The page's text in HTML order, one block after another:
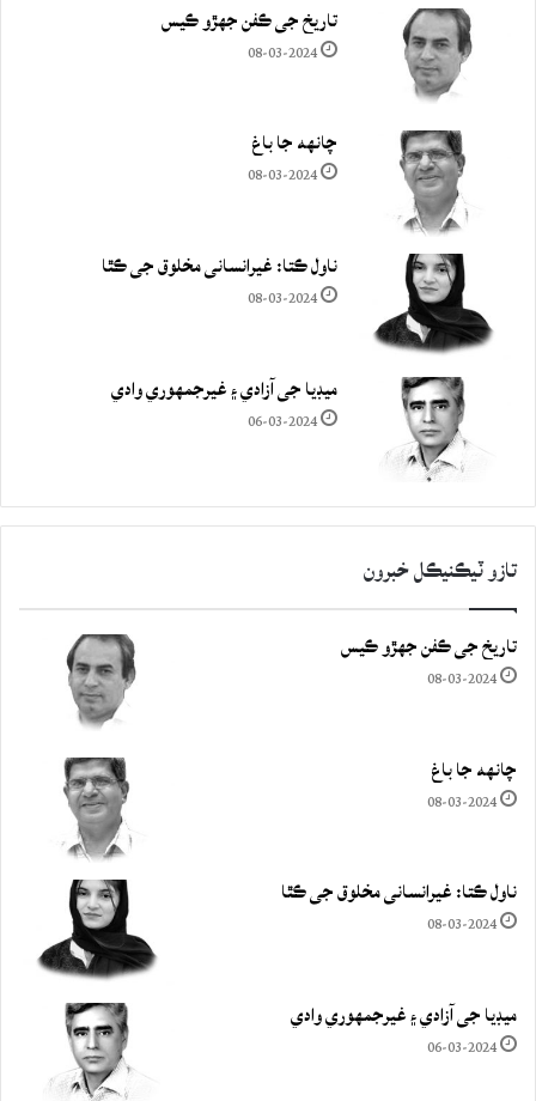
تاريخ جي ڪفن جھڙو ڪيس
08-03-2024
چانهه جا باغ
08-03-2024
ناول ڪتا: غيرانساني مخلوق جي ڪٿا
08-03-2024
ميڊيا جي آزادي ۽ غيرجمھوري وادي
06-03-2024
تازو ٽيڪنيڪل خبرون
تاريخ جي ڪفن جھڙو ڪيس
08-03-2024
چانهه جا باغ
08-03-2024
ناول ڪتا: غيرانساني مخلوق جي ڪٿا
08-03-2024
ميڊيا جي آزادي ۽ غيرجمھوري وادي
06-03-2024